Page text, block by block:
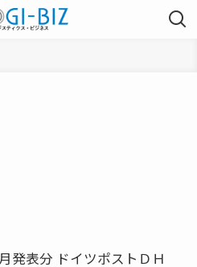
表分 ドイツポストＤＨ